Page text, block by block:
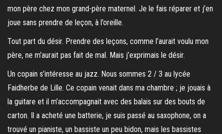
mon père chez mon grand-père maternel. Je le fais réparer et j’en
joue sans prendre de leçon, à l’oreille.
Tout part du désir. Prendre des leçons, comme l’aurait voulu mon
père, ne m’aurait pas fait de mal. Mais j’exprimais le désir.
Un copain s’intéresse au jazz. Nous sommes 2 / 3 au lycée
Faidherbe de Lille. Ce copain venait dans ma chambre ; je jouais à
la guitare et il m’accompagnait avec des balais sur des bouts de
carton. Il a acheté une batterie, je suis passé au saxophone, on a
trouvé un pianiste, un bassiste un peu bidon, mais les bassistes